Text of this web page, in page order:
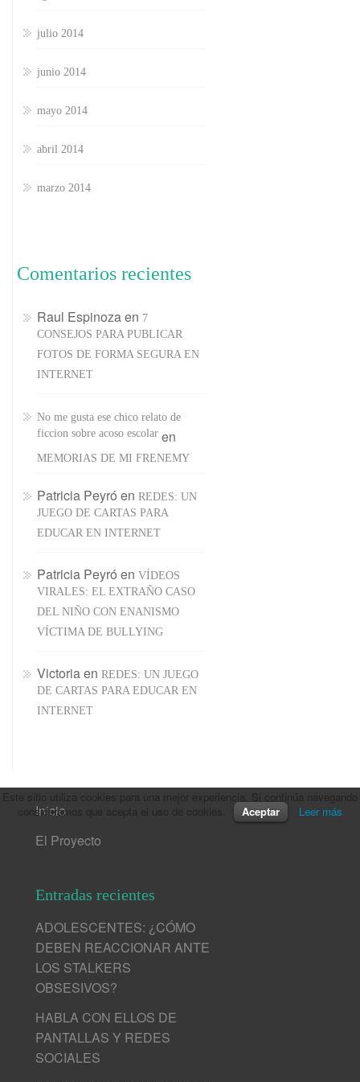
julio 2014
junio 2014
mayo 2014
abril 2014
marzo 2014
Comentarios recientes
Raul Espinozaen 7
CONSEJOS PARA PUBLICAR
FOTOS DE FORMA SEGURA EN
INTERNET
No me gusta ese chico relato de
ficcion sobre acoso escolaren
MEMORIAS DE MI FRENEMY
Patricia Peyró en REDES: UN
JUEGO DE CARTAS PARA
EDUCAR EN INTERNET
Patricia Peyró en VÍDEOS
VIRALES: EL EXTRAÑO CASO
DEL NIÑO CON ENANISMO
VÍCTIMA DE BULLYING
Victoriaen REDES: UN JUEGO
DE CARTAS PARA EDUCAR EN
INTERNET
Inicio
El Proyecto
Entradas recientes
ADOLESCENTES: ¿CÓMO
DEBEN REACCIONAR ANTE
LOS STALKERS
OBSESIVOS?
HABLA CON ELLOS DE
PANTALLAS Y REDES
SOCIALES
consideramos que acepta el uso de cookies.
Aceptar Leer más